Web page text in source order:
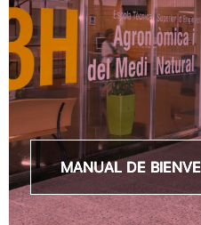
MANUAL DE